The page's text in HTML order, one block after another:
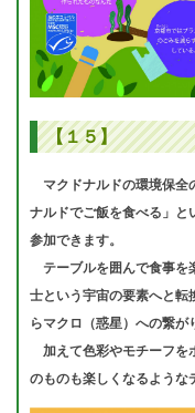
【１５】
マクドナルドの環境保全
ナルドでご飯を食べる」と
参加できます。
テーブルを囲んで食事を
士という宇宙の要素へと転
らマクロ（惑星）への繋が
加えて色彩やモチーフを
のものも楽しくなるような